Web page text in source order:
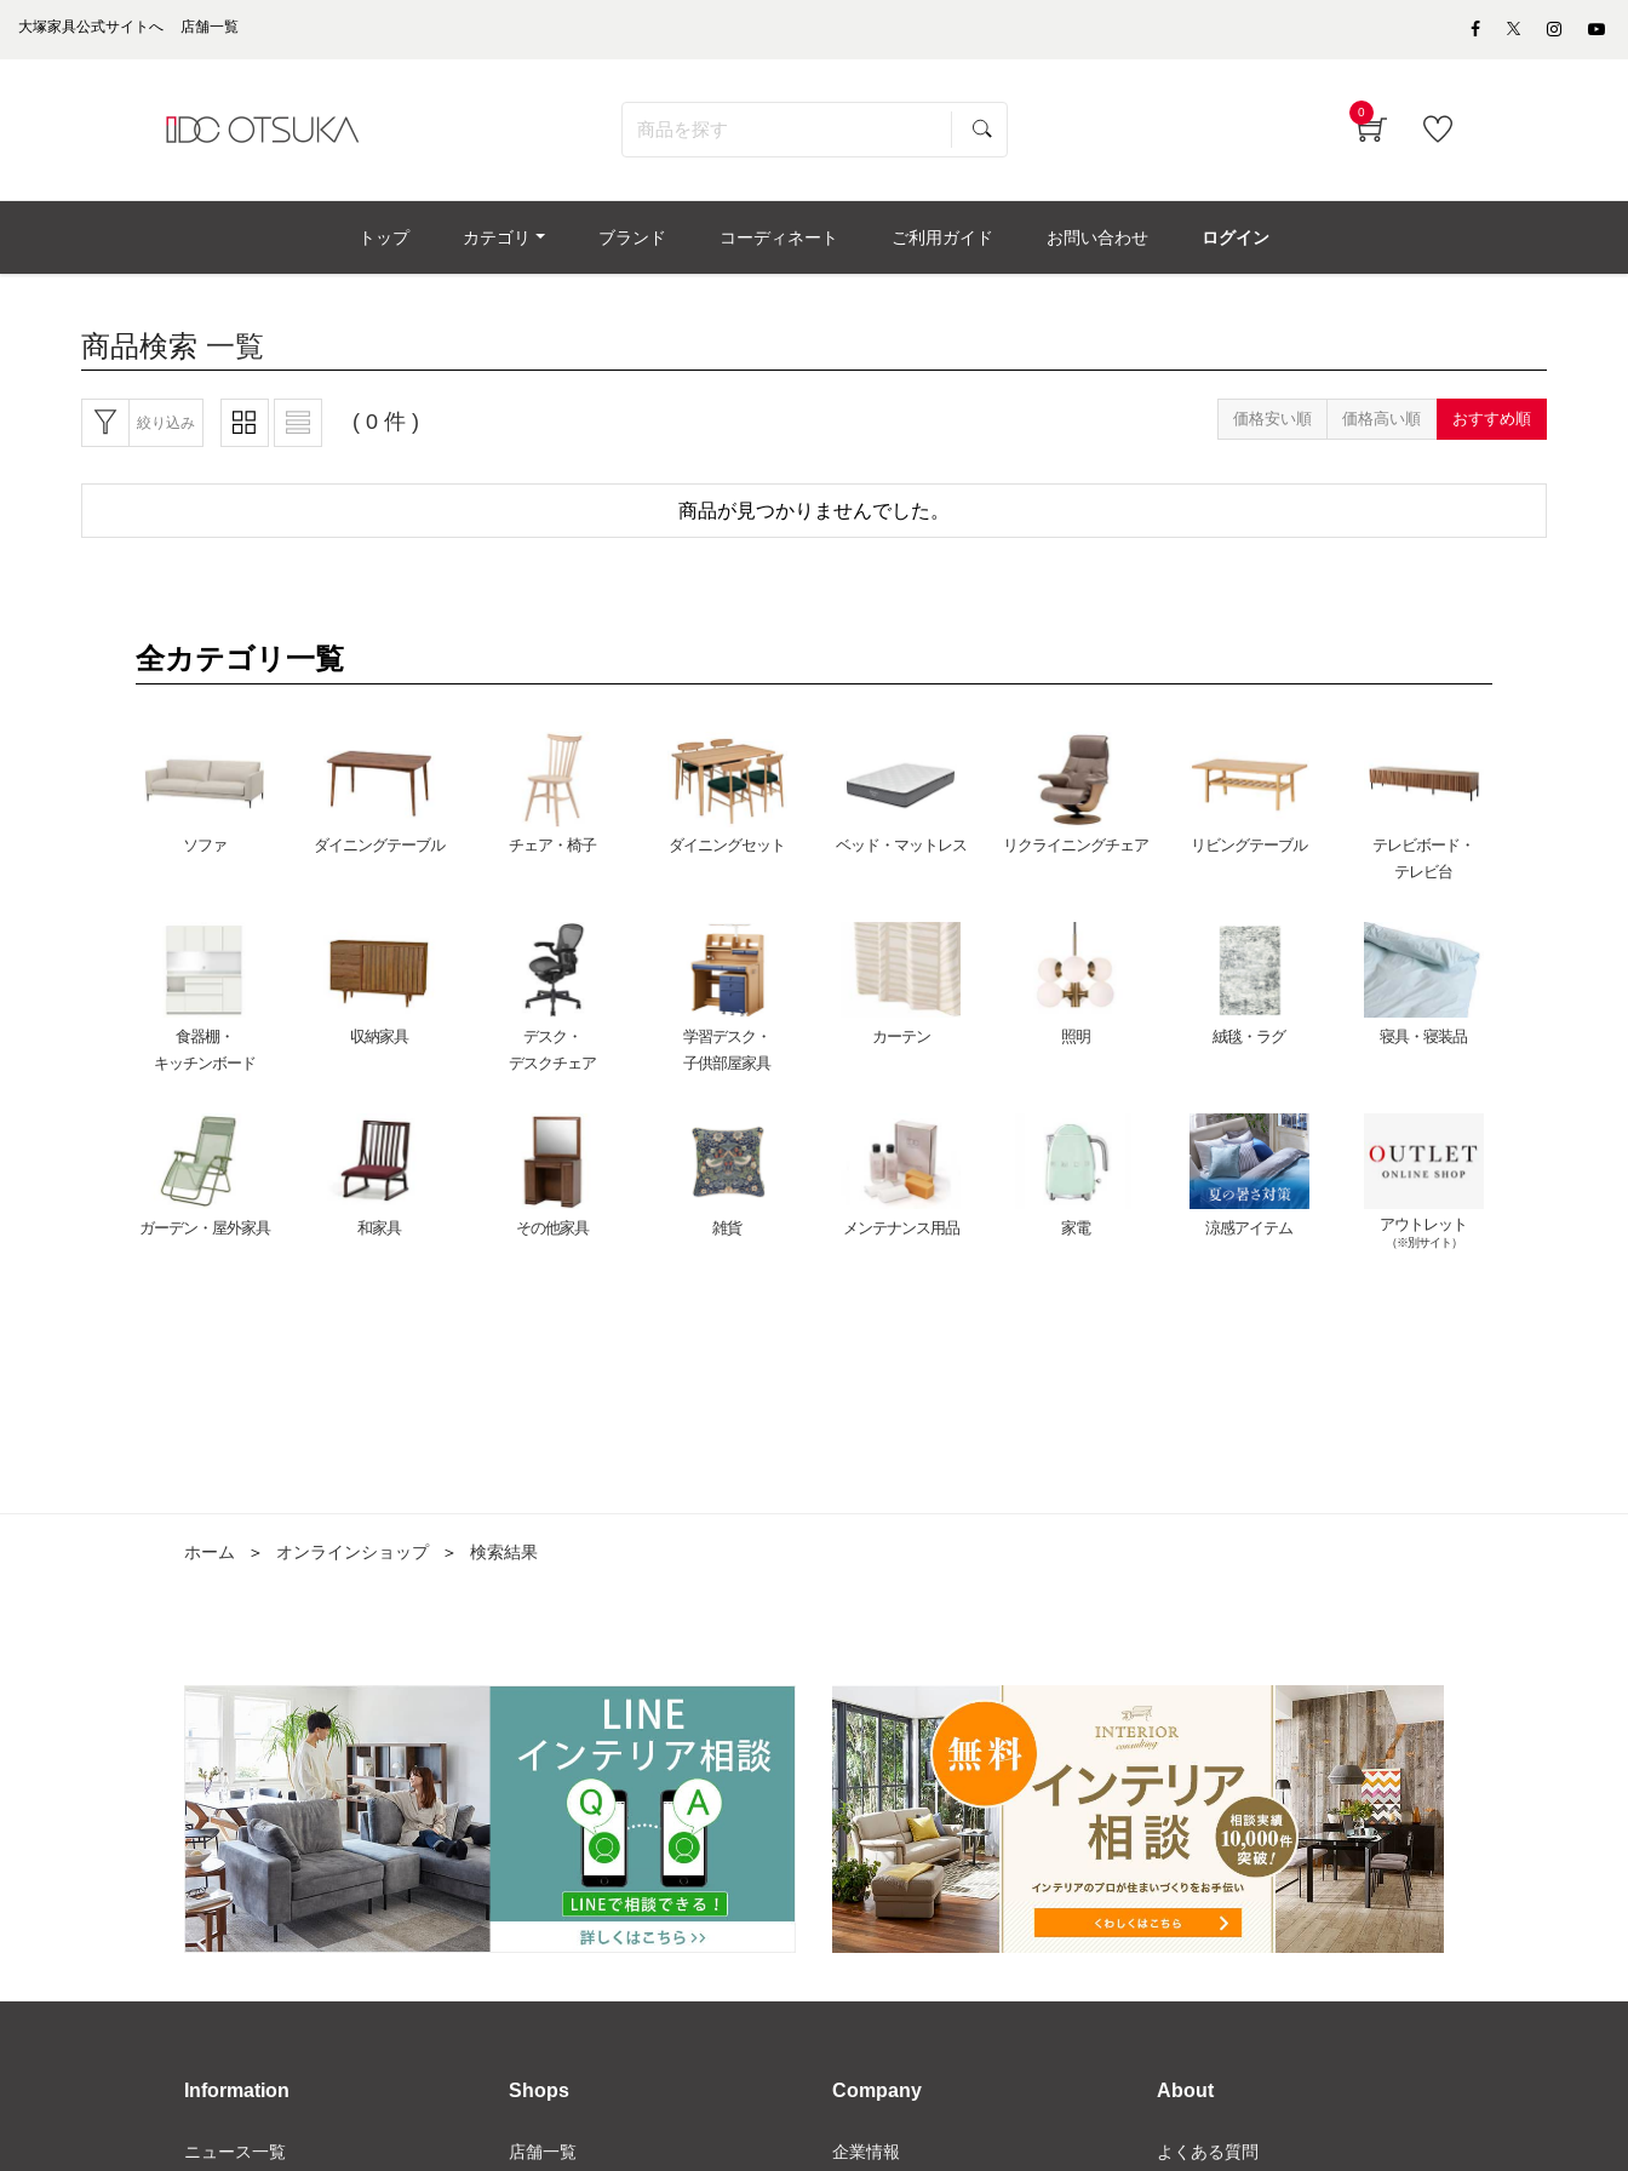
大塚家具公式サイトへ 店舗一覧
0
トップ カテゴリ ブランド コーディネート ご利用ガイド お問い合わせ ログイン
商品検索 一覧
絞り込み ( 0 件 ) 価格安い順 価格高い順 おすすめ順
商品が見つかりませんでした。
全カテゴリ一覧
ソファ ダイニングテーブル チェア・椅子 ダイニングセット ベッド・マットレス リクライニングチェア リビングテーブル
テレビボード・
テレビ台
食器棚・
キッチンボード
収納家具
デスク・
デスクチェア
学習デスク・
子供部屋家具
カーテン 照明 絨毯・ラグ 寝具・寝装品
ガーデン・屋外家具 和家具 その他家具 雑貨 メンテナンス用品 家電 涼感アイテム アウトレット
（※別サイト）
ホーム ＞ オンラインショップ ＞ 検索結果
Information
ニュース一覧
Shops
店舗一覧
Company
企業情報
About
よくある質問